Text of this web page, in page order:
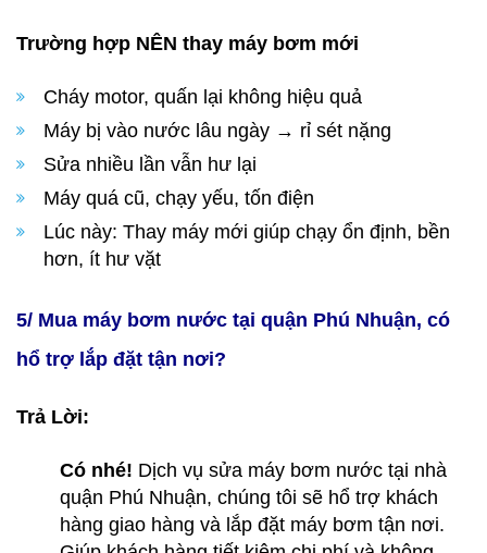
Trường hợp NÊN thay máy bơm mới
Cháy motor, quấn lại không hiệu quả
Máy bị vào nước lâu ngày → rỉ sét nặng
Sửa nhiều lần vẫn hư lại
Máy quá cũ, chạy yếu, tốn điện
Lúc này: Thay máy mới giúp chạy ổn định, bền
hơn, ít hư vặt
5/ Mua máy bơm nước tại quận Phú Nhuận, có
hổ trợ lắp đặt tận nơi?
Trả Lời:
Có nhé! Dịch vụ sửa máy bơm nước tại nhà
quận Phú Nhuận, chúng tôi sẽ hổ trợ khách
hàng giao hàng và lắp đặt máy bơm tận nơi.